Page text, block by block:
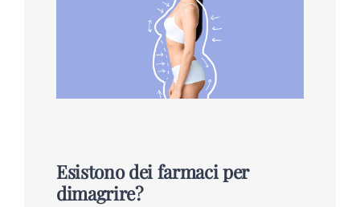
Esistono dei farmaci per
dimagrire?